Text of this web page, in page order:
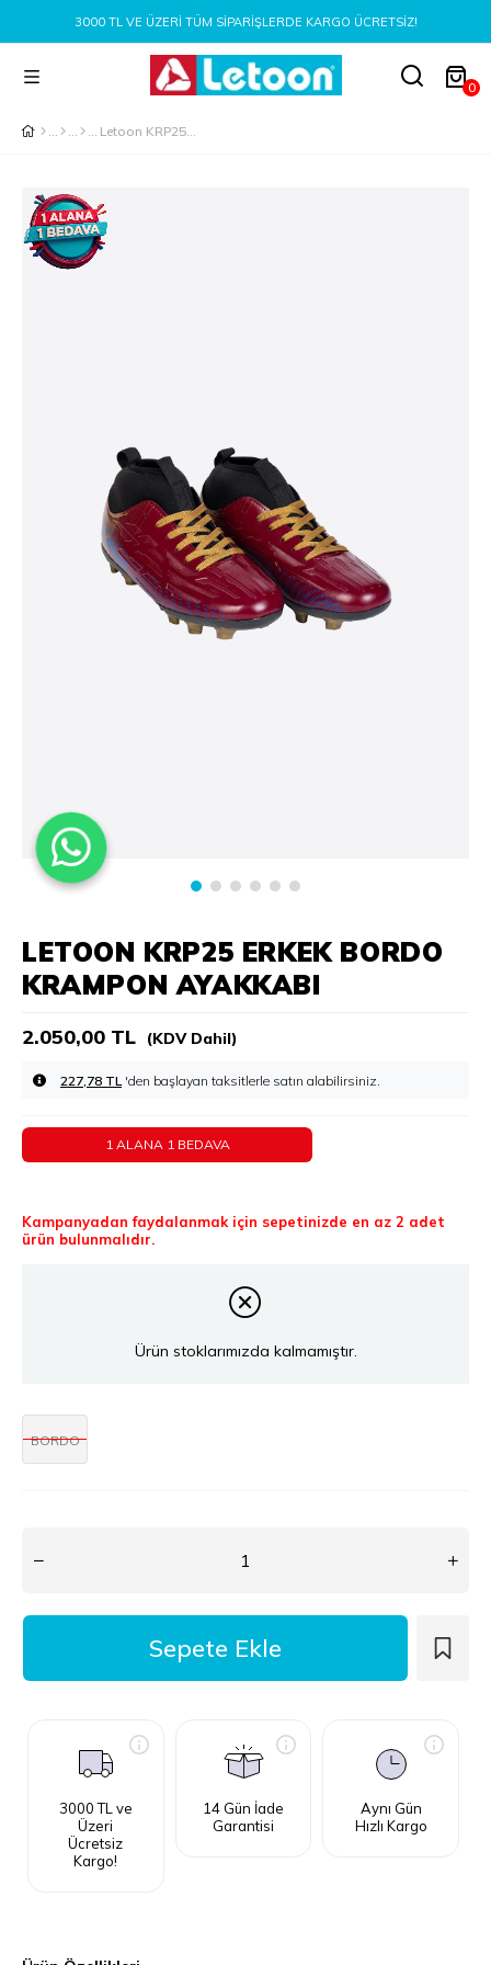
3000 TL VE ÜZERI TÜM SIPARIŞLERDE KARGO ÜCRETSIZ!
0
Letoon KRP25 Erkek Bordo Krampon Ayakkabı
LETOON KRP25 ERKEK BORDO
KRAMPON AYAKKABI
2.050,00 TL (KDV Dahil)
227,78 TL 'den başlayan taksitlerle
1 ALANA 1 BEDAVA
Kampanyadan faydalanmak için sepetinizde en az 2 adet
ürün bulunmalıdır.
Ürün stoklarımızda kalmamıştır.
BORDO
3000 TL ve
Üzeri
Ücretsiz
Kargo!
14 Gün İade
Garantisi
Aynı Gün
Hızlı Kargo